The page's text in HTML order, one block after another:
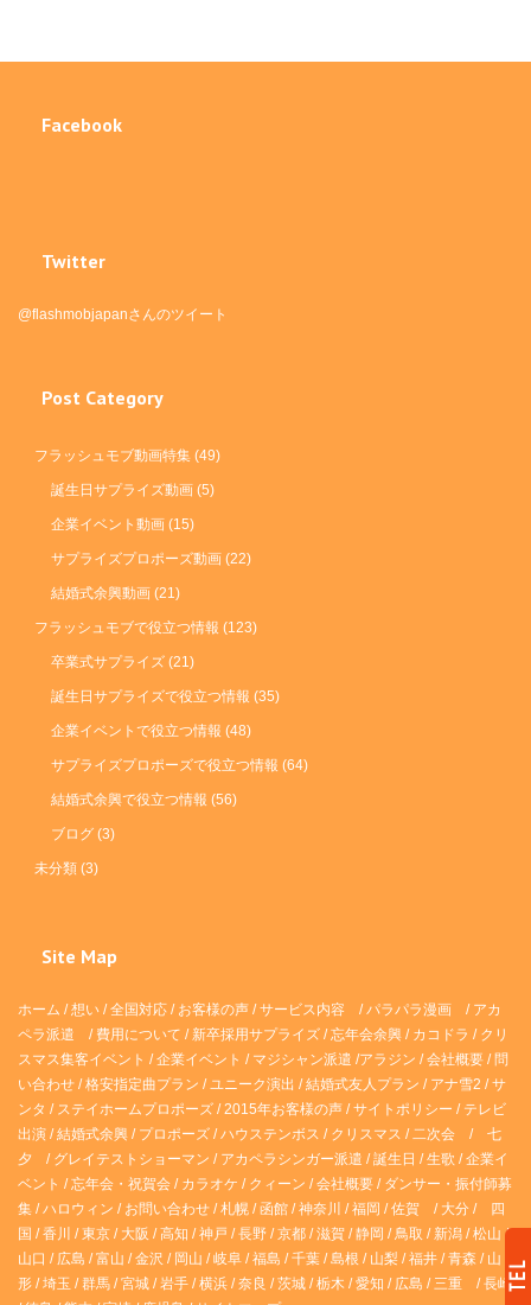
Facebook
Twitter
@flashmobjapanさんのツイート
Post Category
フラッシュモブ動画特集 (49)
誕生日サプライズ動画 (5)
企業イベント動画 (15)
サプライズプロポーズ動画 (22)
結婚式余興動画 (21)
フラッシュモブで役立つ情報 (123)
卒業式サプライズ (21)
誕生日サプライズで役立つ情報 (35)
企業イベントで役立つ情報 (48)
サプライズプロポーズで役立つ情報 (64)
結婚式余興で役立つ情報 (56)
ブログ (3)
未分類 (3)
Site Map
ホーム /想い /全国対応 / お客様の声 /サービス内容 /パラパラ漫画 / アカ
ペラ派遣 / 費用について / 新卒採用サプライズ /忘年会余興 / カコドラ / クリ
スマス集客イベント /企業イベント / マジシャン派遣 /アラジン /会社概要 / 問
い合わせ /格安指定曲プラン /ユニーク演出 /結婚式友人プラン / アナ雪2 /サ
ンタ / ステイホームプロポーズ /2015年お客様の声 /サイトポリシー / テレビ
出演 /結婚式余興 / プロポーズ /ハウステンボス / クリスマス /二次会 / 七
夕 / グレイテストショーマン / アカペラシンガー派遣 /誕生日 /生歌 /企業イ
ベント /忘年会・祝賀会 / カラオケ / クィーン /会社概要 / ダンサー・振付師募
集 /ハロウィン / お問い合わせ /札幌 /函館 /神奈川 /福岡 /佐賀 / 大分 /
四
国 /香川 /東京 / 大阪 /高知 /神戸 /長野 /京都 /滋賀 /静岡 /鳥取 / 新潟 /松山 /
山口 / 広島 /富山 /金沢 / 岡山 /岐阜 /福島 /千葉 /島根 / 山梨 /福井 /青森 / 山
形 /埼玉 /群馬 /宮城 /岩手 /横浜 /奈良 /茨城 /栃木 /愛知 / 広島 /三重 /長崎